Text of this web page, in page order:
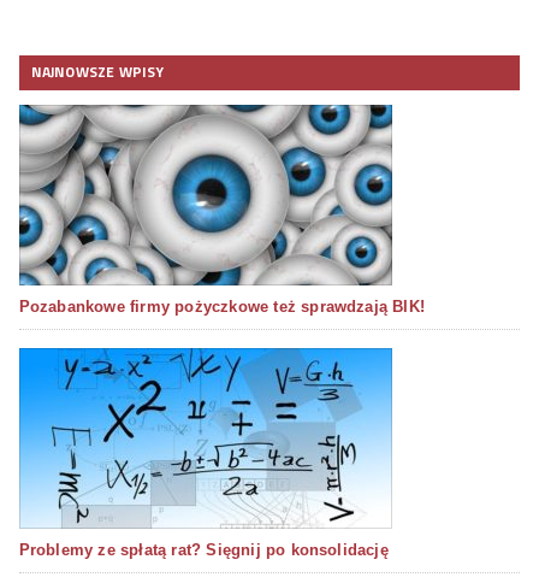
NAJNOWSZE WPISY
Pozabankowe firmy pożyczkowe też sprawdzają BIK!
Problemy ze spłatą rat? Sięgnij po konsolidację